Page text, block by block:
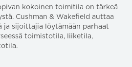
kokoinen toimitila on tärkeä
Cushman & Wakefield auttaa
ja sijoittajia löytämään parhaat
toimistotila, liiketila,